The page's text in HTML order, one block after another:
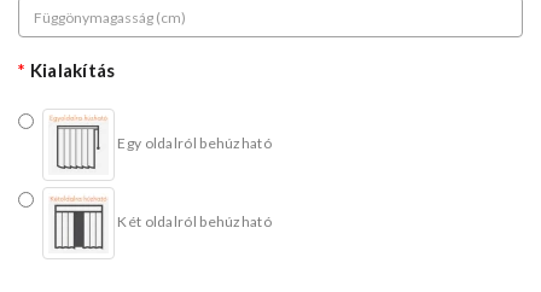
Kialakítás
Egy oldalról behúzható
Két oldalról behúzható